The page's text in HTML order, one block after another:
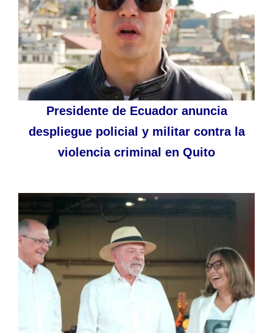
Presidente de Ecuador anuncia
despliegue policial y militar contra la
violencia criminal en Quito